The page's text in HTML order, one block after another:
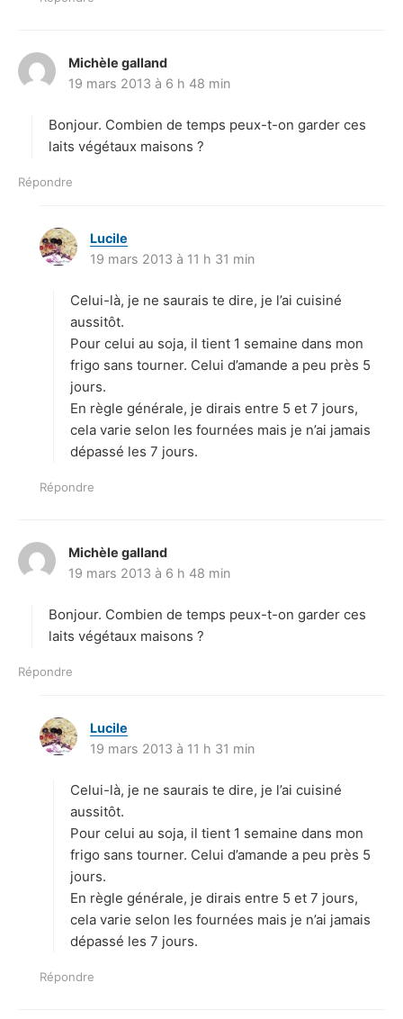
Michèle galland
i
:
19 mars 2013 à 6 h 48 min
Bonjour. Combien de temps peux-t-on garder ces
laits végétaux maisons ?
Répondre
Lucile
i
19 mars 2013 à 11 h 31 min
Celui-là, je ne saurais te dire, je l’ai cuisiné
aussitôt.
Pour celui au soja, il tient 1 semaine dans mon
frigo sans tourner. Celui d’amande a peu près 5
jours.
En règle générale, je dirais entre 5 et 7 jours,
cela varie selon les fournées mais je n’ai jamais
dépassé les 7 jours.
Répondre
Michèle galland
i
:
19 mars 2013 à 6 h 48 min
Bonjour. Combien de temps peux-t-on garder ces
laits végétaux maisons ?
Répondre
Lucile
i
19 mars 2013 à 11 h 31 min
Celui-là, je ne saurais te dire, je l’ai cuisiné
aussitôt.
Pour celui au soja, il tient 1 semaine dans mon
frigo sans tourner. Celui d’amande a peu près 5
jours.
En règle générale, je dirais entre 5 et 7 jours,
cela varie selon les fournées mais je n’ai jamais
dépassé les 7 jours.
Répondre